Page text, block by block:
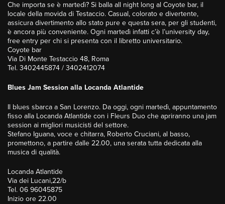
Che importa se è martedì? Si balla all night long al Coyote bar, il
locale della movida di Testaccio. Casual, colorato e divertente,
assicura divertimento allo stato pure e questa sera, per gli studenti,
è ancora più conveniente. Ogni martedì infatti c’è l’university day,
free entry per chi si presenta con il libretto universitario.
Coyote bar
Via Di Monte Testaccio 48, Roma
Tel. 3402445874 / 3402412074
Blues Jam Session alla Locanda Atlantide
Il blues sbarca a San Lorenzo. Da oggi, ogni martedì, appuntamento
fisso alla Locanda Atlantide con i Fleurs Duo che apriranno una jam
session ai migliori musicisti del settore.
Stefano Iguana, voce e chitarra, Roberto Cruciani, al basso,
promettono, a partire dalle 22.00, una serata tutta dedicata alla
musica di qualità.
Locanda Atlantide
Via dei Lucani,22/b
Tel. 06 96045875
Inizio ore 22.00